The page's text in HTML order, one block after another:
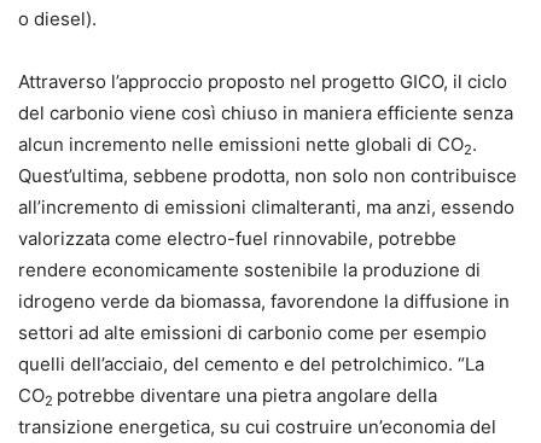
o diesel).
Attraverso l’approccio proposto nel progetto GICO, il ciclo
del carbonio viene così chiuso in maniera efficiente senza
alcun incremento nelle emissioni nette globali di CO2.
Quest’ultima, sebbene prodotta, non solo non contribuisce
all’incremento di emissioni climalteranti, ma anzi, essendo
valorizzata come electro-fuel rinnovabile, potrebbe
rendere economicamente sostenibile la produzione di
idrogeno verde da biomassa, favorendone la diffusione in
settori ad alte emissioni di carbonio come per esempio
quelli dell’acciaio, del cemento e del petrolchimico. “La
CO2 potrebbe diventare una pietra angolare della
transizione energetica, su cui costruire un’economia del